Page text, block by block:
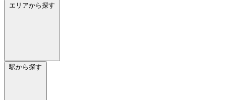
エリアから探す
駅から探す